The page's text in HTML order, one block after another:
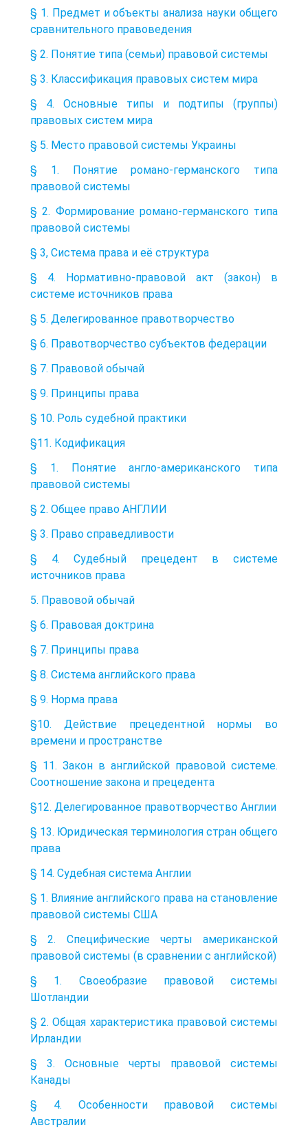
§ 1. Предмет и объекты анализа науки общего
сравнительного правоведения
§ 2. Понятие типа (семьи) правовой системы
§ 3. Классификация правовых систем мира
§ 4. Основные типы и подтипы (группы)
правовых систем мира
§ 5. Место правовой системы Украины
§ 1. Понятие романо-германского типа
правовой системы
§ 2. Формирование романо-германского типа
правовой системы
§ 3, Система права и её структура
§ 4. Нормативно-правовой акт (закон) в
системе источников права
§ 5. Делегированное правотворчество
§ 6. Правотворчество субъектов федерации
§ 7. Правовой обычай
§ 9. Принципы права
§ 10. Роль судебной практики
§11. Кодификация
§ 1. Понятие англо-американского типа
правовой системы
§ 2. Общее право АНГЛИИ
§ 3. Право справедливости
§ 4. Судебный прецедент в системе
источников права
5. Правовой обычай
§ 6. Правовая доктрина
§ 7. Принципы права
§ 8. Система английского права
§ 9. Норма права
§10. Действие прецедентной нормы во
времени и пространстве
§ 11. Закон в английской правовой системе.
Соотношение закона и прецедента
§12. Делегированное правотворчество Англии
§ 13. Юридическая терминология стран общего
права
§ 14. Судебная система Англии
§ 1. Влияние английского права на становление
правовой системы США
§ 2. Специфические черты американской
правовой системы (в сравнении с английской)
§ 1. Своеобразие правовой системы
Шотландии
§ 2. Общая характеристика правовой системы
Ирландии
§ 3. Основные черты правовой системы
Канады
§ 4. Особенности правовой системы
Австралии